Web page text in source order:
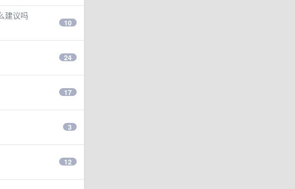
建议吗
10
24
17
3
12